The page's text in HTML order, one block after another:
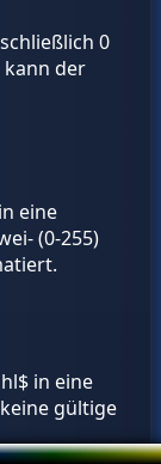
0
kann der
eine
(0-255)
in eine
gültige